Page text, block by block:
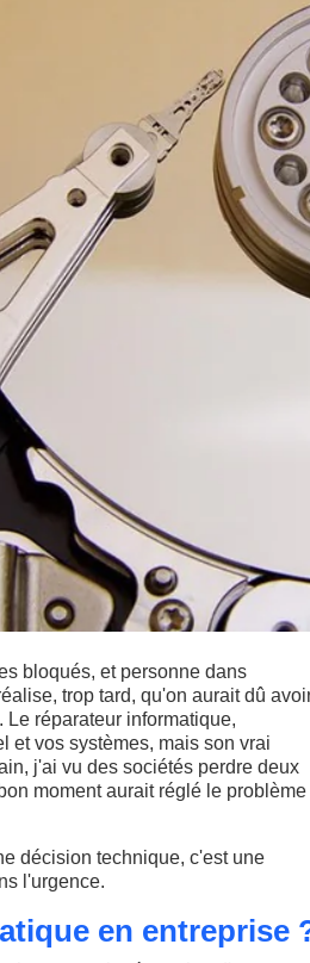
bloqués, et personne dans
trop tard, qu'on aurait dû
réparateur informatique,
et vos systèmes, mais son vrai
j'ai vu des sociétés perdre deux
moment aurait réglé le problème
décision technique, c'est une
l'urgence.
en entreprise